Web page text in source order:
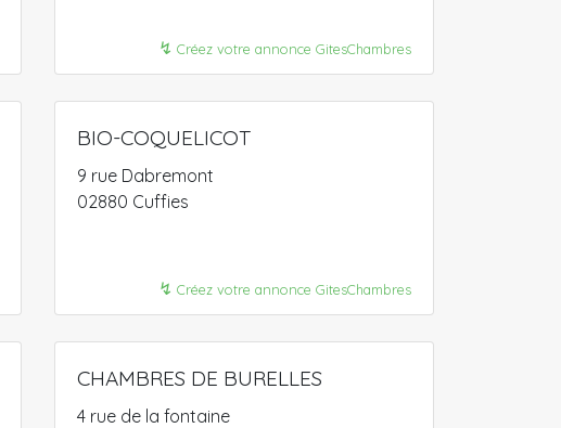
↯ Créez votre annonce GitesChambres
BIO-COQUELICOT
9 rue Dabremont
02880 Cuffies
↯ Créez votre annonce GitesChambres
CHAMBRES DE BURELLES
4 rue de la fontaine